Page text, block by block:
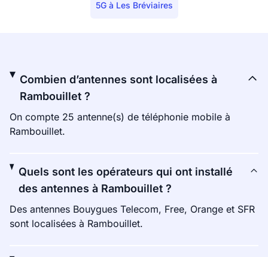
5G à Les Bréviaires
Combien d’antennes sont localisées à
Rambouillet ?
On compte 25 antenne(s) de téléphonie mobile à
Rambouillet.
Quels sont les opérateurs qui ont installé
des antennes à Rambouillet ?
Des antennes Bouygues Telecom, Free, Orange et SFR
sont localisées à Rambouillet.